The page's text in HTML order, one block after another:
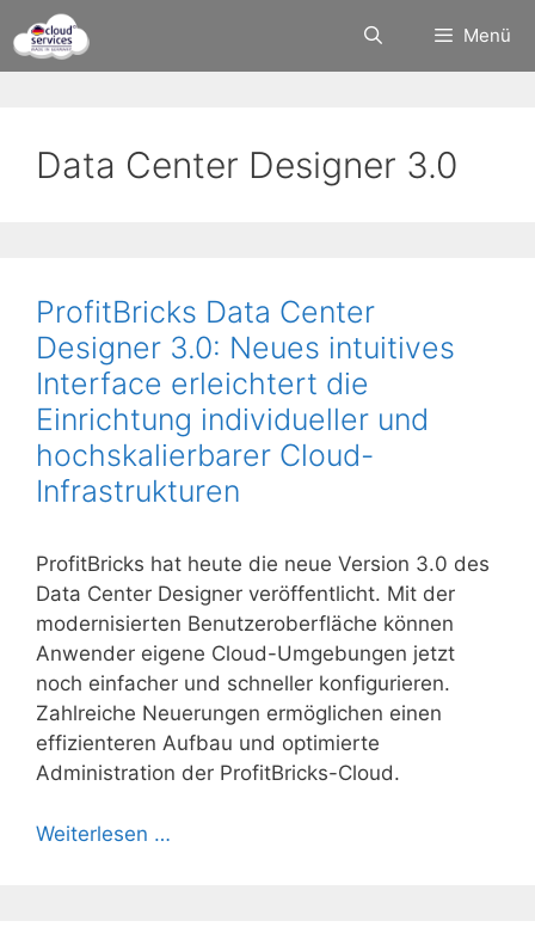
Inhalt
springen
Menü
Data Center Designer 3.0
ProfitBricks Data Center
Designer 3.0: Neues intuitives
Interface erleichtert die
Einrichtung individueller und
hochskalierbarer Cloud-
Infrastrukturen
ProfitBricks hat heute die neue Version 3.0 des
Data Center Designer veröffentlicht. Mit der
modernisierten Benutzeroberfläche können
Anwender eigene Cloud-Umgebungen jetzt
noch einfacher und schneller konfigurieren.
Zahlreiche Neuerungen ermöglichen einen
effizienteren Aufbau und optimierte
Administration der ProfitBricks-Cloud.
Weiterlesen …